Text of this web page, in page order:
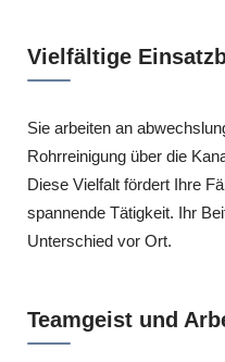
Teamgeist und
Vielfältige
Sie arbeiten an
Rohrreinigung über die
Diese Vielfalt fördert Ihre
spannende Tätigkeit. Ihr
Unterschied vor Ort.